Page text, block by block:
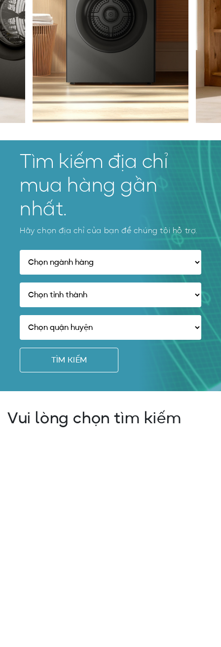
Tìm kiếm địa chỉ
mua hàng gần
nhất.
Hãy chọn địa chỉ của bạn để chúng tôi hỗ trợ.
TÌM KIẾM
Vui lòng chọn tìm kiếm